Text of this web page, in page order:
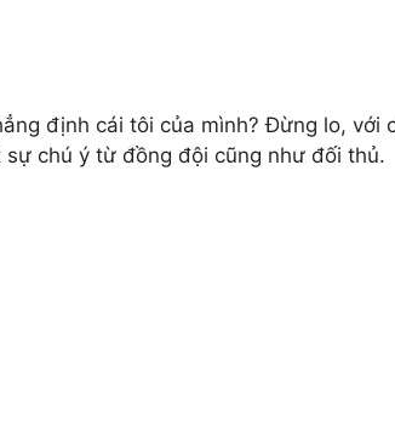
định cái tôi của mình? Đừng lo, với
chú ý từ đồng đội cũng như đối thủ.